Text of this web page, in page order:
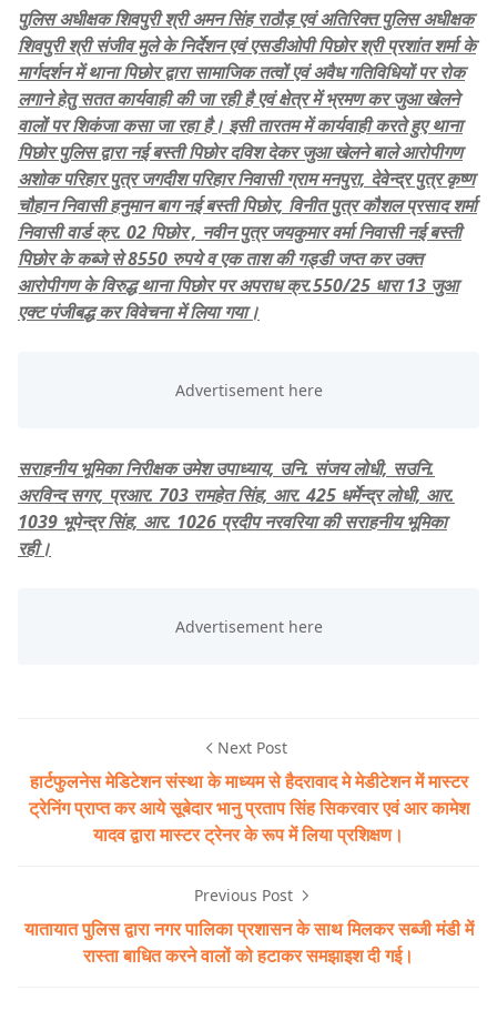
पुलिस अधीक्षक शिवपुरी श्री अमन सिंह राठौड़ एवं अतिरिक्त पुलिस अधीक्षक
शिवपुरी श्री संजीव मुले के निर्देशन एवं एसडीओपी पिछोर श्री प्रशांत शर्मा के
मार्गदर्शन में थाना पिछोर द्वारा सामाजिक तत्वों एवं अवैध गतिविधियों पर रोक
लगाने हेतु सतत कार्यवाही की जा रही है एवं क्षेत्र में भ्रमण कर जुआ खेलने
वालों पर शिकंजा कसा जा रहा है। इसी तारतम में कार्यवाही करते हुए थाना
पिछोर पुलिस द्वारा नई बस्ती पिछोर दविश देकर जुआ खेलने बाले आरोपीगण
अशोक परिहार पुत्र जगदीश परिहार निवासी ग्राम मनपुरा, देवेन्द्र पुत्र कृष्ण
चौहान निवासी हनुमान बाग नई बस्ती पिछोर, विनीत पुत्र कौशल प्रसाद शर्मा
निवासी वार्ड क्र. 02 पिछोर , नवीन पुत्र जयकुमार वर्मा निवासी नई बस्ती
पिछोर के कब्जे से 8550 रुपये व एक ताश की गड्डी जप्त कर उक्त
आरोपीगण के विरुद्ध थाना पिछोर पर अपराध क्र.550/25 धारा 13 जुआ
एक्ट पंजीबद्ध कर विवेचना में लिया गया।
सराहनीय भूमिका निरीक्षक उमेश उपाध्याय, उनि. संजय लोधी, सउनि.
अरविन्द सगर, प्रआर. 703 रामहेत सिंह, आर. 425 धर्मेन्द्र लोधी, आर.
1039 भूपेन्द्र सिंह, आर. 1026 प्रदीप नरवरिया की सराहनीय भूमिका
रही।
Next Post
हार्टफुलनेस मेडिटेशन संस्था के माध्यम से हैदरावाद मे मेडीटेशन में मास्टर
ट्रेनिंग प्राप्त कर आये सूबेदार भानु प्रताप सिंह सिकरवार एवं आर कामेश
यादव द्वारा मास्टर ट्रेनर के रूप में लिया प्रशिक्षण।
Previous Post
यातायात पुलिस द्वारा नगर पालिका प्रशासन के साथ मिलकर सब्जी मंडी में
रास्ता बाधित करने वालों को हटाकर समझाइश दी गई।